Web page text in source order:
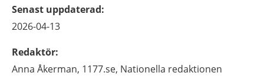
Senast uppdaterad:
2026-04-13
Redaktör:
Anna Åkerman, 1177.se, Nationella redaktionen